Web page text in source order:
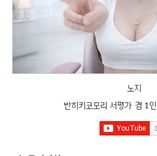
노지
반히키코모리 서평가 겸 1